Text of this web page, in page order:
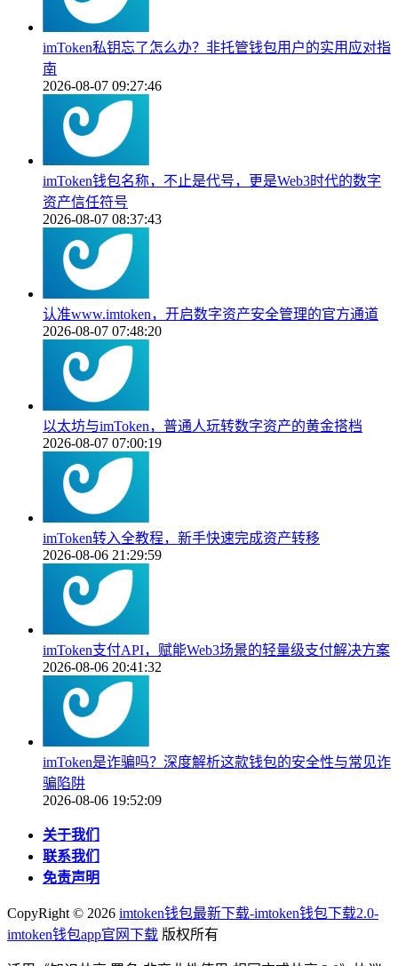
imToken私钥忘了怎么办？非托管钱包用户的实用应对指
南
2026-08-07 09:27:46
imToken钱包名称，不止是代号，更是Web3时代的数字
资产信任符号
2026-08-07 08:37:43
认准www.imtoken，开启数字资产安全管理的官方通道
2026-08-07 07:48:20
以太坊与imToken，普通人玩转数字资产的黄金搭档
2026-08-07 07:00:19
imToken转入全教程，新手快速完成资产转移
2026-08-06 21:29:59
imToken支付API，赋能Web3场景的轻量级支付解决方案
2026-08-06 20:41:32
imToken是诈骗吗？深度解析这款钱包的安全性与常见诈
骗陷阱
2026-08-06 19:52:09
关于我们
联系我们
免责声明
CopyRight © 2026 imtoken钱包最新下载-imtoken钱包下载2.0-
imtoken钱包app官网下载 版权所有